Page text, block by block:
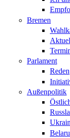
Bremen
Parlament
Reden
Außenpolitik